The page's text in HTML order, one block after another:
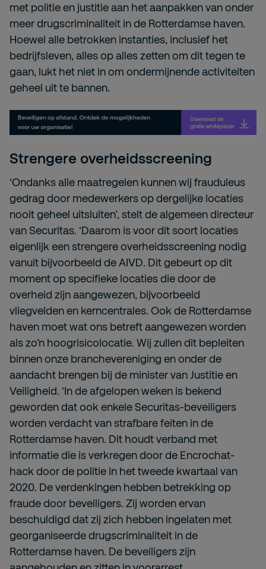
met politie en justitie aan het aanpakken van onder
meer drugscriminaliteit in de Rotterdamse haven.
Hoewel alle betrokken instanties, inclusief het
bedrijfsleven, alles op alles zetten om dit tegen te
gaan, lukt het niet in om ondermijnende activiteiten
geheel uit te bannen.
Strengere overheidsscreening
‘Ondanks alle maatregelen kunnen wij frauduleus
gedrag door medewerkers op dergelijke locaties
nooit geheel uitsluiten’, stelt de algemeen directeur
van Securitas. ‘Daarom is voor dit soort locaties
eigenlijk een strengere overheidsscreening nodig
vanuit bijvoorbeeld de AIVD. Dit gebeurt op dit
moment op specifieke locaties die door de
overheid zijn aangewezen, bijvoorbeeld
vliegvelden en kerncentrales. Ook de Rotterdamse
haven moet wat ons betreft aangewezen worden
als zo’n hoogrisicolocatie. Wij zullen dit bepleiten
binnen onze branchevereniging en onder de
aandacht brengen bij de minister van Justitie en
Veiligheid. ‘In de afgelopen weken is bekend
geworden dat ook enkele Securitas-beveiligers
worden verdacht van strafbare feiten in de
Rotterdamse haven. Dit houdt verband met
informatie die is verkregen door de Encrochat-
hack door de politie in het tweede kwartaal van
2020. De verdenkingen hebben betrekking op
fraude door beveiligers. Zij worden ervan
beschuldigd dat zij zich hebben ingelaten met
georganiseerde drugscriminaliteit in de
Rotterdamse haven. De beveiligers zijn